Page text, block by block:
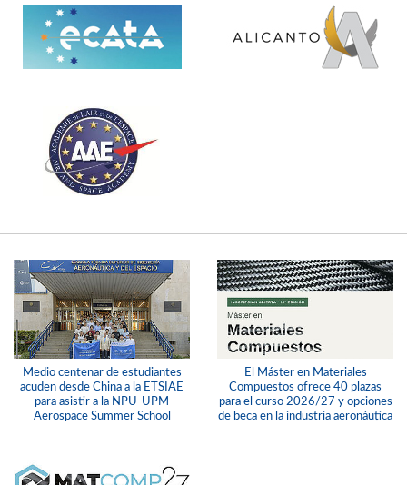
Medio centenar de estudiantes
acuden desde China a la ETSIAE
para asistir a la NPU-UPM
Aerospace Summer School
El Máster en Materiales
Compuestos ofrece 40 plazas
para el curso 2026/27 y opciones
de beca en la industria aeronáutica